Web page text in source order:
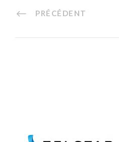
PRÉCÉDENT